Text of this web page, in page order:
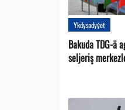
Ykdysadyýet
Bakuda TDG-ä
seljeriş